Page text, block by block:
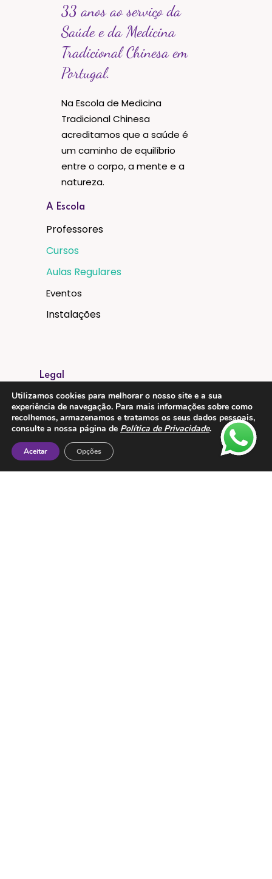
33 anos ao serviço da
Saúde e da Medicina
Tradicional Chinesa em
Portugal.
Na Escola de Medicina
Tradicional Chinesa
acreditamos que a saúde é
um caminho de equilíbrio
entre o corpo, a mente e a
natureza.
A Escola
Professores
Cursos
Aulas Regulares
Eventos
Instalações
Legal
Política de Privacidade
Proteção de Dados
Livro de Reclamações
Metodos de Pagamento:
Utilizamos cookies para melhorar o nosso site e a sua
experiência de navegação. Para mais informações sobre como
recolhemos, armazenamos e tratamos os seus dados pessoais,
consulte a nossa página de Política de Privacidade.
Aceitar Opções